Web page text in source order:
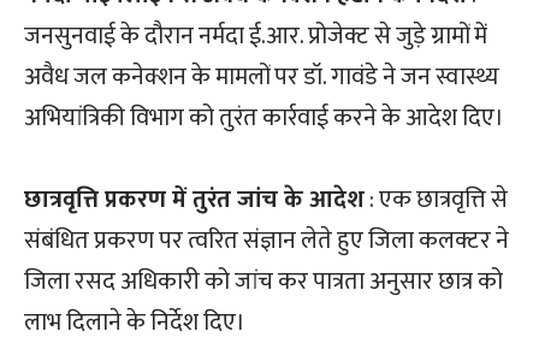
जनसुनवाई के दौरान नर्मदा ई.आर. प्रोजेक्ट से जुड़े ग्रामों में
अवैध जल कनेक्शन के मामलों पर डॉ. गावंडे ने जन स्वास्थ्य
अभियांत्रिकी विभाग को तुरंत कार्रवाई करने के आदेश दिए।
छात्रवृत्ति प्रकरण में तुरंत जांच के आदेश: एक छात्रवृत्ति से
संबंधित प्रकरण पर त्वरित संज्ञान लेते हुए जिला कलक्टर ने
जिला रसद अधिकारी को जांच कर पात्रता अनुसार छात्र को
लाभ दिलाने के निर्देश दिए।